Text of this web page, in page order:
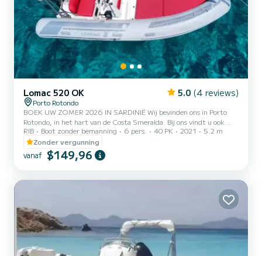
Lomac 520 OK 5.0 (4 reviews)
Porto Rotondo
BOEK UW ZOMER 2026 IN SARDINIË Wij bevinden ons in Porto
Rotondo, in het hart van de Costa Smeralda. Bij ons vindt u ook
gratis bewaakte parkeergelegenheid voor uw auto en een kleine bar
waar u kunt ontspannen terwijl u geniet van ons prachtige uitzicht
op zee. In deze prachtige rubberboot vindt u: - Douche -
Zonnetent - USB - Honda 2023 40pk motor - Compleet tapijt -
verhuurprijs. De brandstof kan worden betaald bij het
RIB Boot zonder bemanning 6 pers. 40 PK 2021
5.2 m
Zonder vergunning
vanaf $149,96